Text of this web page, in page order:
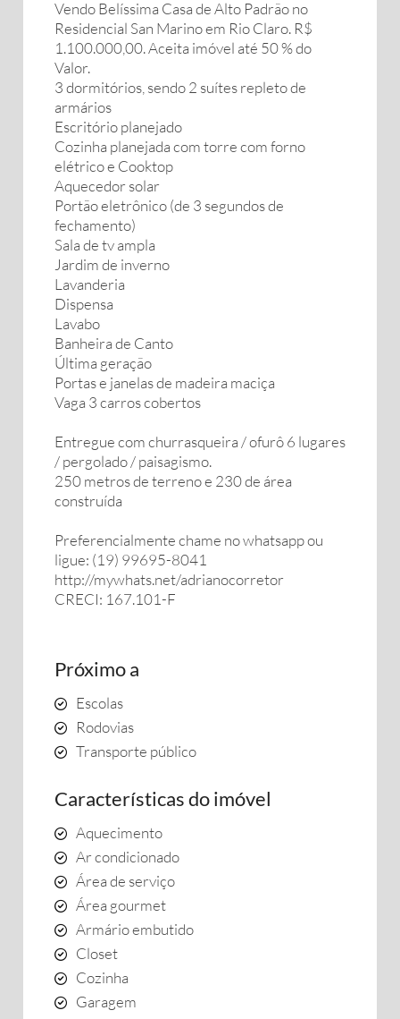
Vendo Belíssima Casa de Alto Padrão no
Residencial San Marino em Rio Claro. R$
1.100.000,00. Aceita imóvel até 50 % do
Valor.
3 dormitórios, sendo 2 suítes repleto de
armários
Escritório planejado
Cozinha planejada com torre com forno
elétrico e Cooktop
Aquecedor solar
Portão eletrônico (de 3 segundos de
fechamento)
Sala de tv ampla
Jardim de inverno
Lavanderia
Dispensa
Lavabo
Banheira de Canto
Última geração
Portas e janelas de madeira maciça
Vaga 3 carros cobertos
Entregue com churrasqueira / ofurô 6 lugares
/ pergolado / paisagismo.
250 metros de terreno e 230 de área
construída
Preferencialmente chame no whatsapp ou
ligue: (19) 99695-8041
http://mywhats.net/adrianocorretor
CRECI: 167.101-F
Próximo a
Escolas
Rodovias
Transporte público
Características do imóvel
Aquecimento
Ar condicionado
Área de serviço
Área gourmet
Armário embutido
Closet
Cozinha
Garagem